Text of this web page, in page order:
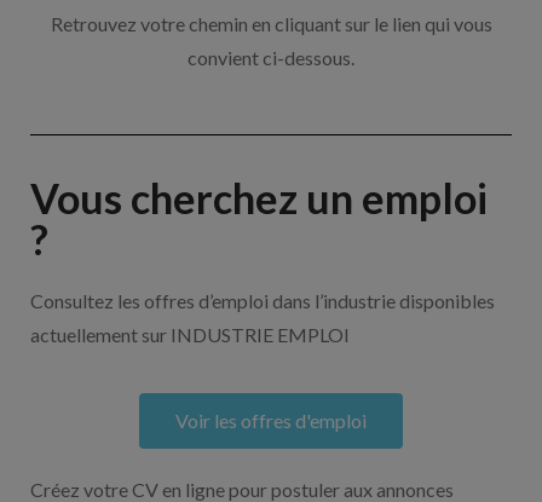
Retrouvez votre chemin en cliquant sur le lien qui vous
convient ci-dessous.
Vous cherchez un emploi
?
Consultez les offres d’emploi dans l’industrie disponibles
actuellement sur INDUSTRIE EMPLOI
Voir les offres d'emploi
Créez votre CV en ligne pour postuler aux annonces